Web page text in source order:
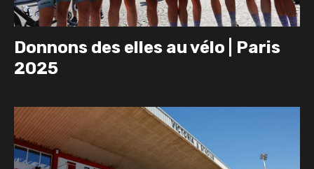
Donnons des elles au vélo | Paris
2025